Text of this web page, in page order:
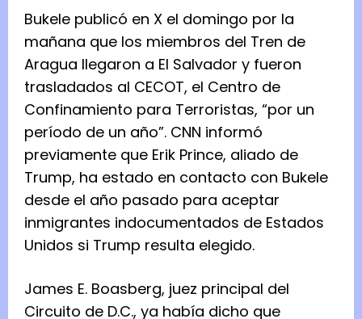
Bukele publicó en X el domingo por la
mañana que los miembros del Tren de
Aragua llegaron a El Salvador y fueron
trasladados al CECOT, el Centro de
Confinamiento para Terroristas, “por un
período de un año”. CNN informó
previamente que Erik Prince, aliado de
Trump, ha estado en contacto con Bukele
desde el año pasado para aceptar
inmigrantes indocumentados de Estados
Unidos si Trump resulta elegido.
James E. Boasberg, juez principal del
Circuito de D.C., ya había dicho que